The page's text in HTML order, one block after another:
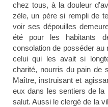
chez tous, à la douleur
zèle, un père si rempli de
voir ses dépouilles
été pour les habitants
consolation de posséder au
celui qui les avait si
charité, nourris du pain de
Maître, instruisant et
eux dans les sentiers de la
salut. Aussi le clergé de la